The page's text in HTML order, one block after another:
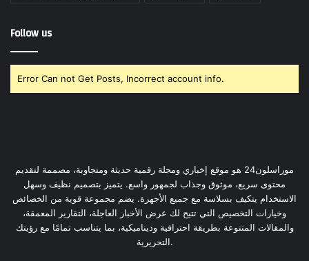
Follow us
Error Can not Get Posts, Incorrect account info.
موراسلون24 هو موقع إخباري ومجلة رقمية حديثة ومتجاوبة، مصممة لتقديم
محتوى سريع، موثوق وجذاب لجمهور واسع. يتميز بتصميم نظيف وسهل
الاستخدام يتكيف بسلاسة مع جميع الأجهزة. يضم مجموعة قوية من الخصائص
وخيارات التخصيص التي تتيح لك عرض الأخبار العاجلة، التقارير المعمقة،
والمقالات المتنوعة بطريقة احترافية وديناميكية، بما يتناسب تمامًا مع رؤيتك
التحريرية.